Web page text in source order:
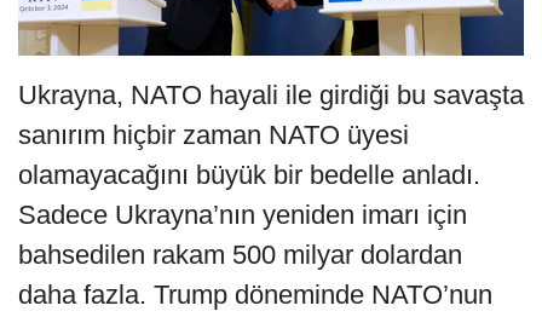
Ukrayna, NATO hayali ile girdiği bu savaşta
sanırım hiçbir zaman NATO üyesi
olamayacağını büyük bir bedelle anladı.
Sadece Ukrayna’nın yeniden imarı için
bahsedilen rakam 500 milyar dolardan
daha fazla. Trump döneminde NATO’nun